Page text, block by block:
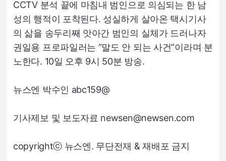
CCTV 분석 끝에 마침내 범인으로 의심되는 한 남
성의 행적이 포착된다. 성실하게 살아온 택시기사
의 삶을 송두리째 앗아간 범인의 실체가 드러나자
권일용 프로파일러는 “말도 안 되는 사건”이라며 분
노한다. 10일 오후 9시 50분 방송.
뉴스엔 박수인 abc159@
기사제보 및 보도자료 newsen@newsen.com
copyrightⓒ 뉴스엔. 무단전재 & 재배포 금지